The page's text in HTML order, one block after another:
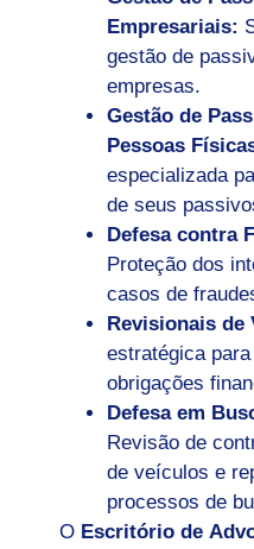
Empresariais:
gestão de
empresas.
Gestão de
Pessoas
especializada
de seus
Defesa contra
Proteção dos
casos de
Revisionais de
estratégica
obrigações
Defesa em
Revisão de
de veículos e
processos de
O Escritório de